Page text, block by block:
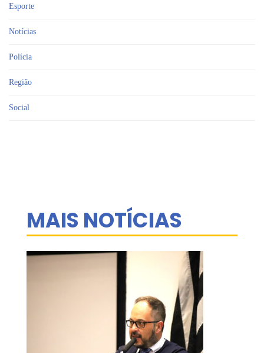
Esporte
Notícias
Polícia
Região
Social
MAIS NOTÍCIAS